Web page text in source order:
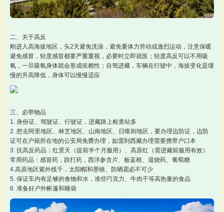
二、关于高反
刚进入高海拔地区，头2天避免洗澡，避免重体力劳动或激烈运动，注意保暖
避免感冒，轻度感冒都要严重重视，必要时立即就医；轻度高反可以不用吸
氧，一旦吸氧身体就会形成依赖性；自驾进藏，车辆在行驶中，海拔变化是缓
慢的升高降低，身体可以慢慢适应
三、必带物品
1. 身份证、驾驶证、行驶证，进藏路上检查站多
2. 想去阿里地区、林芝地区、山南地区、日喀则地区，要办理边防证，边防
证可在户籍所在地的公安局免费办理，如需到西藏办理需要携带户口本
3. 抗高反药品：红景天（提前半个月服用）、高原红（需进藏前服用有效）
常用药品：感冒药，跌打药，西洋参含片、板蓝根、退烧药、葡萄糖
4.高原地区紫外线千，太阳帽和墨镜、防晒霜必不可少
5. 保证车内有足够的食物和水，准些巧克力、牛肉干等高热量的食品
6. 准备好户外帐篷和睡袋